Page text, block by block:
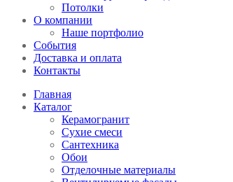
Потолки
О компании
Наше портфолио
События
Доставка и оплата
Контакты
Главная
Каталог
Керамогранит
Сухие смеси
Сантехника
Обои
Отделочные материалы